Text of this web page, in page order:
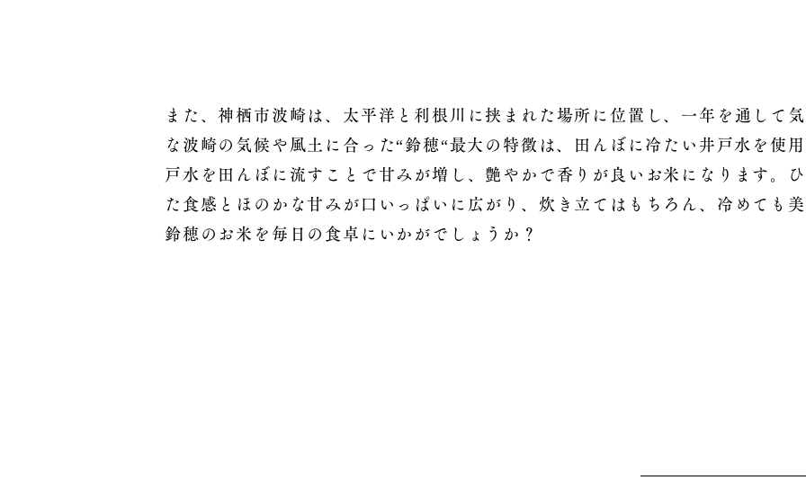
また、神栖市波崎は、太平洋と利根川に挟まれた場所に位置し、一年を通して
な波崎の気候や風土に合った“鈴穂“最大の特徴は、田んぼに冷たい井戸水を使
戸水を田んぼに流すことで甘みが増し、艶やかで香りが良いお米になります。
た食感とほのかな甘みが口いっぱいに広がり、炊き立てはもちろん、冷めても
鈴穂のお米を毎日の食卓にいかがでしょうか？